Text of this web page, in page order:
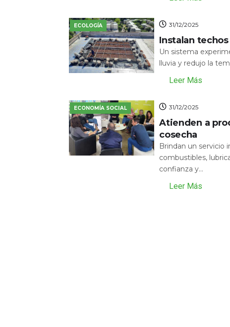
ECOLOGÍA 31/12/2025
Instalan
Un sistema
lluvia y redujo la
Leer Más
ECONOMÍA SOCIAL 31/12/2025
Atienden a
cosecha
Brindan un servicio
combustibles,
confianza y...
Leer Más